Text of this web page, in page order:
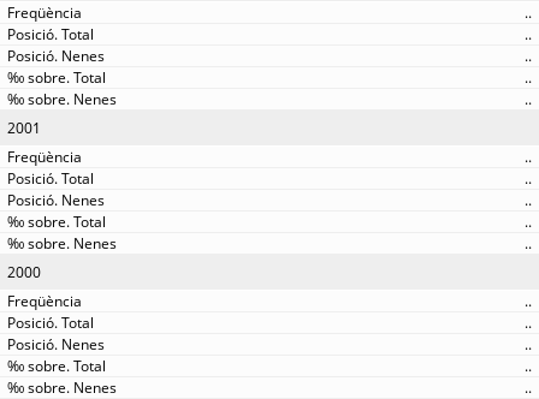
..
..
..
..
..
2001
..
..
..
..
..
2000
..
..
..
..
..